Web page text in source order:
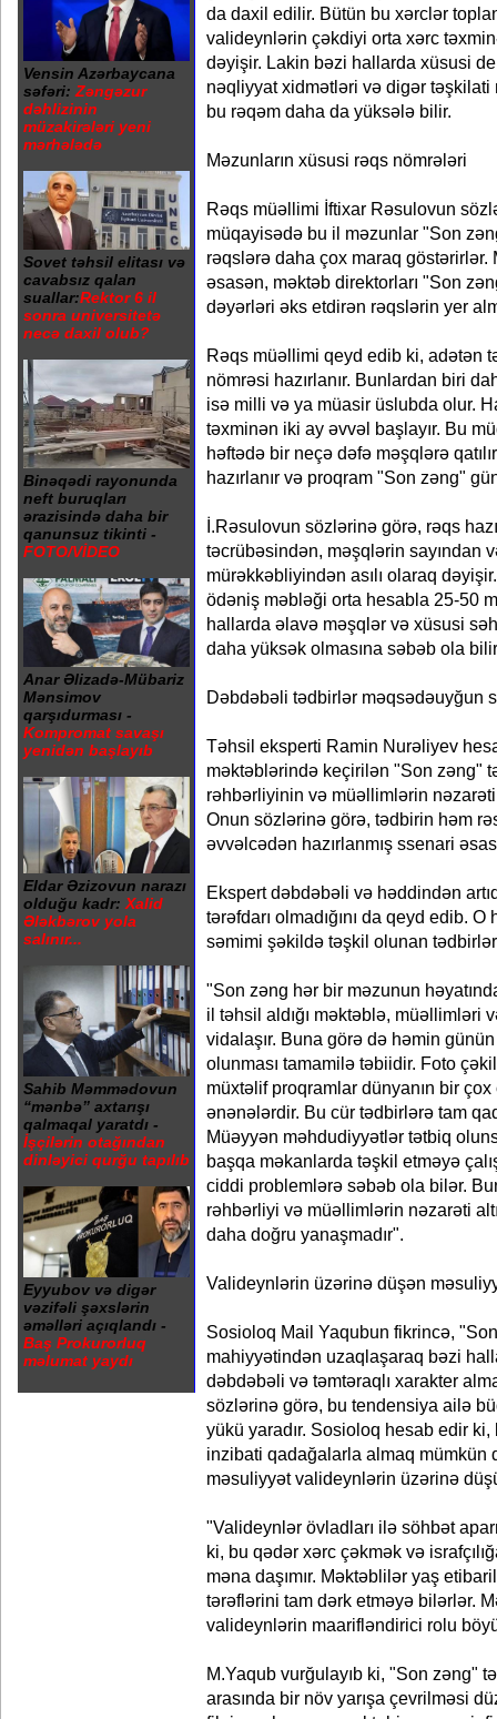
Vensin Azərbaycana
səfəri: Zəngəzur
dəhlizinin
müzakirələri yeni
mərhələdə
Sovet təhsil elitası və
cavabsız qalan
suallar:Rektor 6 il
sonra universitetə
necə daxil olub?
Binəqədi rayonunda
neft buruqları
ərazisində daha bir
qanunsuz tikinti -
FOTO/VİDEO
Anar Əlizadə-Mübariz
Mənsimov
qarşıdurması -
Kompromat savaşı
yenidən başlayıb
Eldar Əzizovun narazı
olduğu kadr: Xalid
Ələkbərov yola
salınır...
Sahib Məmmədovun
“mənbə” axtarışı
qalmaqal yaratdı -
İşçilərin otağından
dinləyici qurğu tapılıb
Eyyubov və digər
vəzifəli şəxslərin
əməlləri açıqlandı -
Baş Prokurorluq
məlumat yaydı
da daxil edilir. Bütün bu xərclər
valideynlərin çəkdiyi orta xərc
dəyişir. Lakin bəzi hallarda xüsusi
nəqliyyat xidmətləri və digər təşkilati
bu rəqəm daha da yüksələ bilir.
Məzunların xüsusi rəqs nömrələri
Rəqs müəllimi İftixar Rəsulovun
müqayisədə bu il məzunlar "Son
rəqslərə daha çox maraq göstərirlər.
əsasən, məktəb direktorları "Son
dəyərləri əks etdirən rəqslərin yer
Rəqs müəllimi qeyd edib ki, adətən
nömrəsi hazırlanır. Bunlardan biri
isə milli və ya müasir üslubda olur.
təxminən iki ay əvvəl başlayır. Bu
həftədə bir neçə dəfə məşqlərə
hazırlanır və proqram "Son zəng"
İ.Rəsulovun sözlərinə görə, rəqs
təcrübəsindən, məşqlərin sayından
mürəkkəbliyindən asılı olaraq
ödəniş məbləği orta hesabla 25-50
hallarda əlavə məşqlər və xüsusi
daha yüksək olmasına səbəb ola
Dəbdəbəli tədbirlər məqsədəuyğun
Təhsil eksperti Ramin Nurəliyev
məktəblərində keçirilən "Son zəng"
rəhbərliyinin və müəllimlərin nəzarəti
Onun sözlərinə görə, tədbirin həm
əvvəlcədən hazırlanmış ssenari
Ekspert dəbdəbəli və həddindən
tərəfdarı olmadığını da qeyd edib.
səmimi şəkildə təşkil olunan
"Son zəng hər bir məzunun
il təhsil aldığı məktəblə, müəllimləri
vidalaşır. Buna görə də həmin
olunması tamamilə təbiidir. Foto
müxtəlif proqramlar dünyanın bir
ənənələrdir. Bu cür tədbirlərə tam
Müəyyən məhdudiyyətlər tətbiq
başqa məkanlarda təşkil etməyə
ciddi problemlərə səbəb ola bilər.
rəhbərliyi və müəllimlərin nəzarəti
daha doğru yanaşmadır".
Valideynlərin üzərinə düşən
Sosioloq Mail Yaqubun fikrincə,
mahiyyətindən uzaqlaşaraq bəzi
dəbdəbəli və təmtəraqlı xarakter
sözlərinə görə, bu tendensiya ailə
yükü yaradır. Sosioloq hesab edir ki,
inzibati qadağalarla almaq mümkün
məsuliyyət valideynlərin üzərinə
"Valideynlər övladları ilə söhbət
ki, bu qədər xərc çəkmək və
məna daşımır. Məktəblilər yaş
tərəflərini tam dərk etməyə bilərlər.
valideynlərin maarifləndirici rolu
M.Yaqub vurğulayıb ki, "Son zəng"
arasında bir növ yarışa çevrilməsi